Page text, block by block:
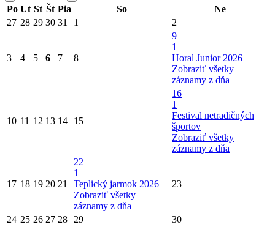
Po Ut St Št Pia So
Ne
27 28 29 30 31 1 2
3 4 5 6 7 8
9
1
Horal Junior 2026
Zobraziť všetky
záznamy z dňa
10 11 12 13 14 15
16
1
Festival netradičných
športov
Zobraziť všetky
záznamy z dňa
17 18 19 20 21
22
1
Teplický jarmok 2026
Zobraziť všetky
záznamy z dňa
23
24 25 26 27 28 29
30